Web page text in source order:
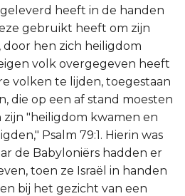
heeft in de handen
gebruikt heeft om zijn
hen zich heiligdom
volk overgegeven heeft
volken te lijden, toegestaan
die op een af stand moesten
"heiligdom kwamen en
Psalm 79:1. Hierin was
de Babyloniërs hadden er
toen ze Israël in handen
bij het gezicht van een